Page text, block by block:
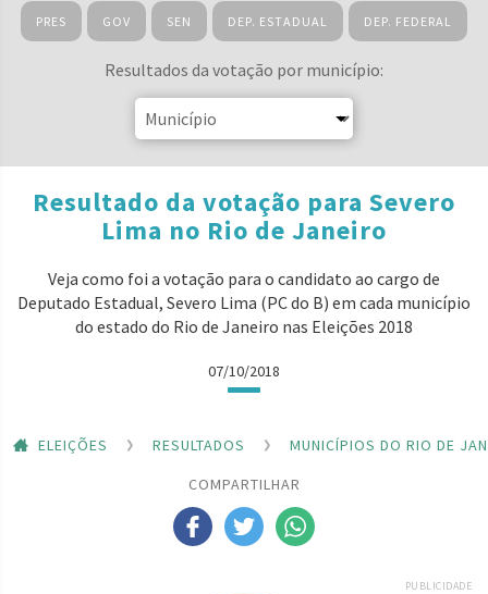
PRES GOV SEN DEP. ESTADUAL DEP. FEDERAL
Resultados da votação por município:
Resultado da votação para Severo
Lima no Rio de Janeiro
Veja como foi a votação para o candidato ao cargo de
Deputado Estadual, Severo Lima (PC do B) em cada município
do estado do Rio de Janeiro nas Eleições 2018
07/10/2018
ELEIÇÕES RESULTADOS
MUNICÍPIOS DO RIO DE
COMPARTILHAR
PUBLICIDADE